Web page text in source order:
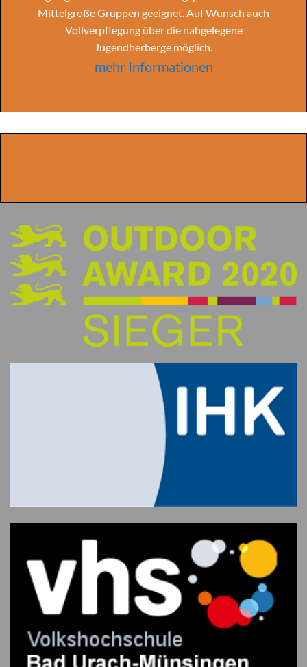
Mittelgroße Gruppen geeignet. Auf Wunsch auch
Vollverpflegung über die nahgelegene
Jugendherberge möglich.
mehr Informationen